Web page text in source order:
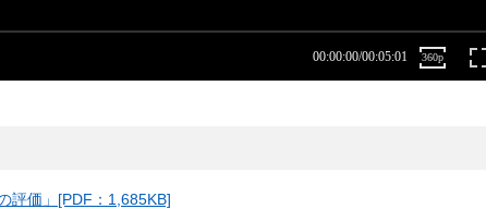
評価」[PDF：1,685KB]